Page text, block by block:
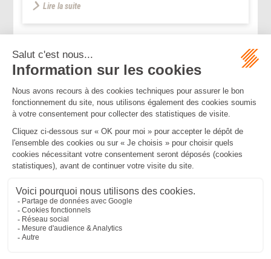
Lire la suite
<< < ...
>>
Mentions légalesPolitique de confidentialitéPolitique de cookies
Plan du site
MBA ET ASSOCIÉS
235 Rue Helene Boucher, 34170 CASTELNAU LE LEZ
Bureau secondaire à Cannes